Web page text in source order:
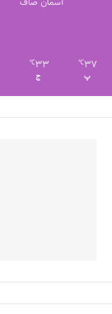
آسمان صاف
37
℃
پ
33
℃
ج